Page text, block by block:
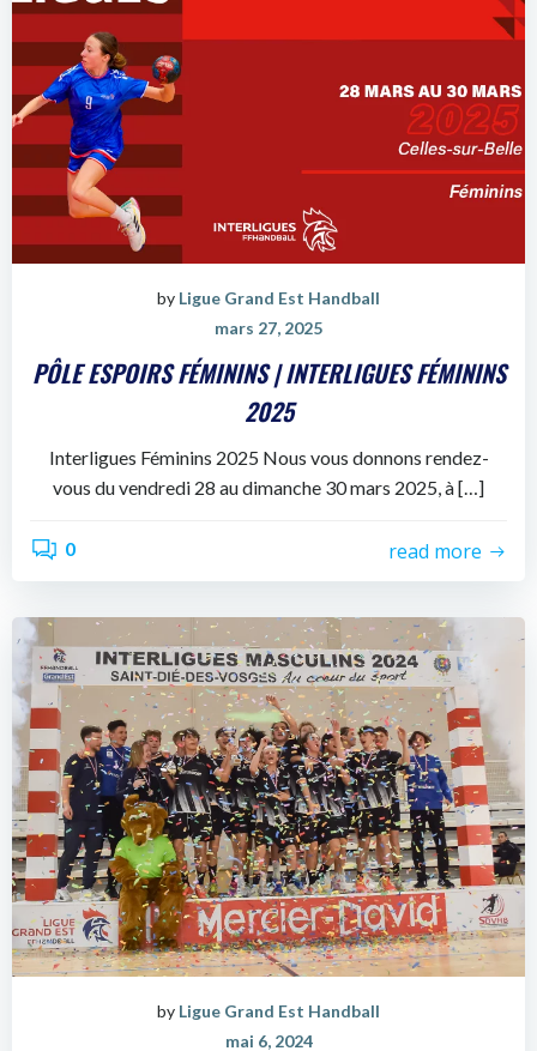
by Ligue Grand Est Handball
mars 27, 2025
PÔLE ESPOIRS FÉMININS | INTERLIGUES FÉMININS
2025
Interligues Féminins 2025 Nous vous donnons rendez-
vous du vendredi 28 au dimanche 30 mars 2025, à […]
0 read more
by Ligue Grand Est Handball
mai 6, 2024